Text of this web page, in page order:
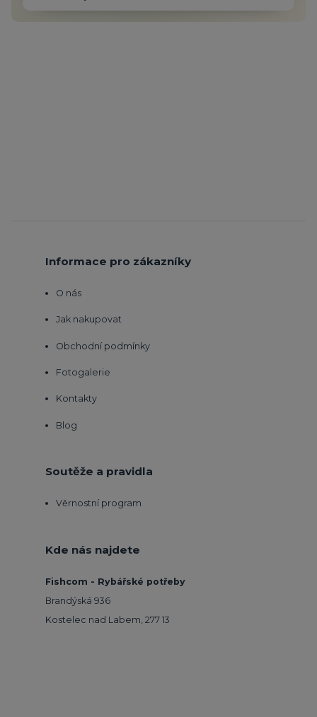
Informace pro zákazníky
O nás
Jak nakupovat
Obchodní podmínky
Fotogalerie
Kontakty
Blog
Soutěže a pravidla
Věrnostní program
Kde nás najdete
Fishcom - Rybářské potřeby
Brandýská 936
Kostelec nad Labem, 277 13